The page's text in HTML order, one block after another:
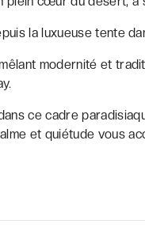
la luxueuse tente
modernité et
ce cadre
et quiétude vous